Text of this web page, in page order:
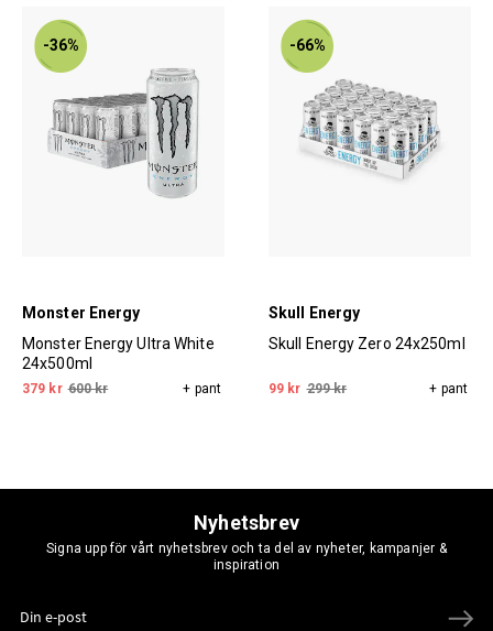
-36%
Monster Energy
Monster Energy Ultra White
24x500ml
379 kr 600 kr + pant
-66%
Skull Energy
Skull Energy Zero 24x250ml
99 kr 299 kr + pant
Nyhetsbrev
Signa upp för vårt nyhetsbrev och ta del av nyheter, kampanjer &
inspiration